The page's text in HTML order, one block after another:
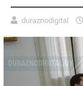
duraznodigital